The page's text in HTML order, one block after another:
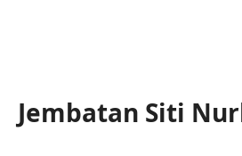
Jembatan Siti